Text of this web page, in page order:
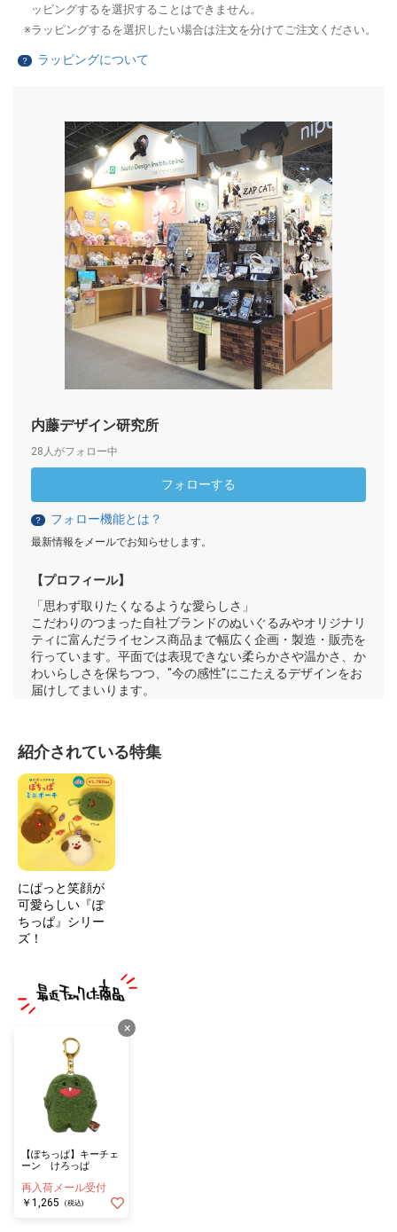
ッピングするを選択することはできません。
ラッピングするを選択したい場合は注文を分けてご注文ください。
？ ラッピングについて
内藤デザイン研究所
28人がフォロー中
フォローする
？ フォロー機能とは？
最新情報をメールでお知らせします。
【プロフィール】
「思わず取りたくなるような愛らしさ」
こだわりのつまった自社ブランドのぬいぐるみやオリジナリ
ティに富んだライセンス商品まで幅広く企画・製造・販売を
行っています。平面では表現できない柔らかさや温かさ、か
わいらしさを保ちつつ、"今の感性"にこたえるデザインをお
届けしてまいります。
紹介されている特集
にぱっと笑顔が
可愛らしい『ぽ
ちっぱ』シリー
ズ！
×
【ぽちっぱ】キーチェ
ーン けろっぱ
再入荷メール受付
￥1,265
(税込)